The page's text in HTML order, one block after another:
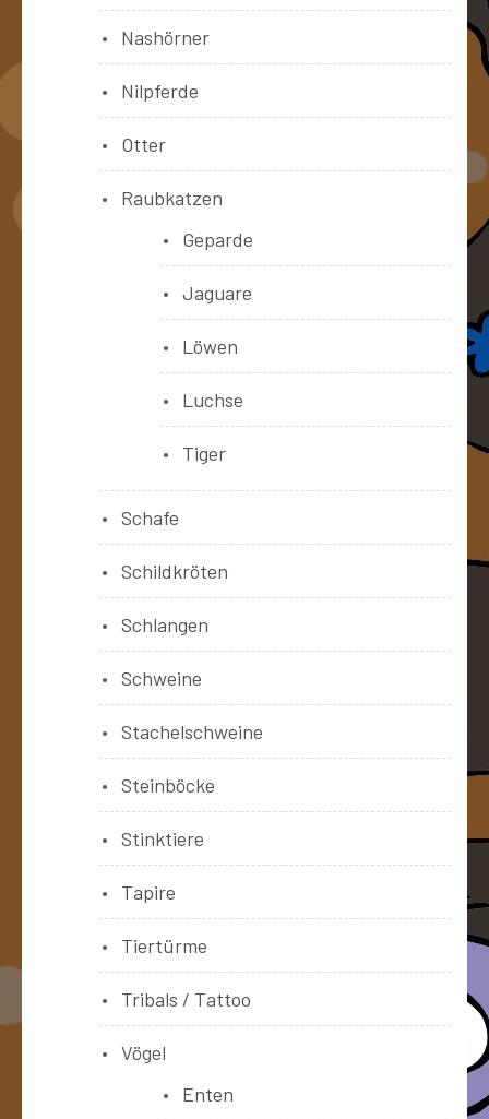
Nashörner
Nilpferde
Otter
Raubkatzen
Geparde
Jaguare
Löwen
Luchse
Tiger
Schafe
Schildkröten
Schlangen
Schweine
Stachelschweine
Steinböcke
Stinktiere
Tapire
Tiertürme
Tribals / Tattoo
Vögel
Enten